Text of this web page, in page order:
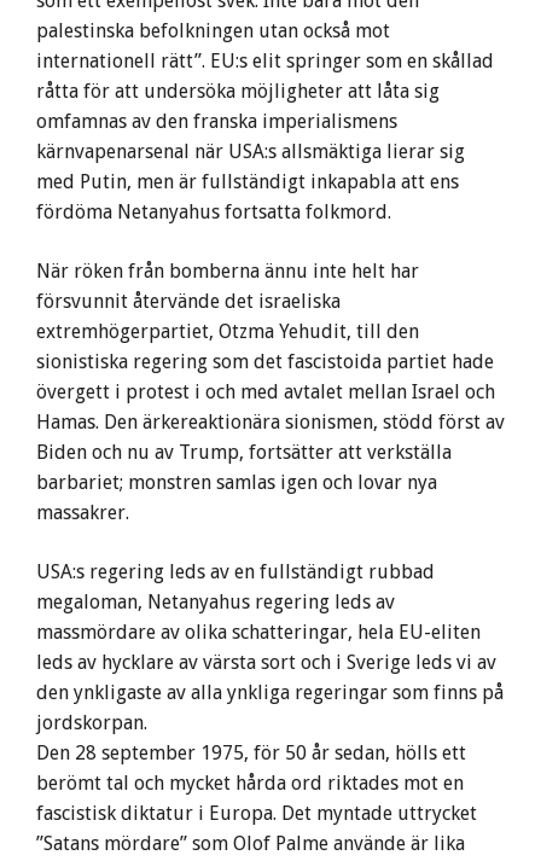
palestinska befolkningen utan också mot
internationell rätt”. EU:s elit springer som en skållad
råtta för att undersöka möjligheter att låta sig
omfamnas av den franska imperialismens
kärnvapenarsenal när USA:s allsmäktiga lierar sig
med Putin, men är fullständigt inkapabla att ens
fördöma Netanyahus fortsatta folkmord.
När röken från bomberna ännu inte helt har
försvunnit återvände det israeliska
extremhögerpartiet, Otzma Yehudit, till den
sionistiska regering som det fascistoida partiet hade
övergett i protest i och med avtalet mellan Israel och
Hamas. Den ärkereaktionära sionismen, stödd först av
Biden och nu av Trump, fortsätter att verkställa
barbariet; monstren samlas igen och lovar nya
massakrer.
USA:s regering leds av en fullständigt rubbad
megaloman, Netanyahus regering leds av
massmördare av olika schatteringar, hela EU-eliten
leds av hycklare av värsta sort och i Sverige leds vi av
den ynkligaste av alla ynkliga regeringar som finns på
jordskorpan.
Den 28 september 1975, för 50 år sedan, hölls ett
berömt tal och mycket hårda ord riktades mot en
fascistisk diktatur i Europa. Det myntade uttrycket
”Satans mördare” som Olof Palme använde är lika